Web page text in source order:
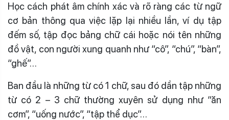
Học cách phát âm chính xác và rõ ràng các từ ngữ
cơ bản thông qua việc lặp lại nhiều lần, ví dụ tập
đếm số, tập đọc bảng chữ cái hoặc nói tên những
đồ vật, con người xung quanh như “cô”, “chú”, “bàn”,
“ghế”…
Ban đầu là những từ có 1 chữ, sau đó dần tập những
từ có 2 – 3 chữ thường xuyên sử dụng như “ăn
cơm”, “uống nước”, “tập thể dục”…